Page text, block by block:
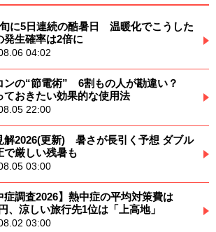
に5日連続の酷暑日 温暖化でこうした
発生確率は2倍に
04:02
ンの“節電術” 6割もの人が勘違い？
ておきたい効果的な使用法
22:00
解2026(更新) 暑さが長引く予想 ダブル
で厳しい残暑も
03:00
症調査2026】熱中症の平均対策費は
、涼しい旅行先1位は「上高地」
03:00